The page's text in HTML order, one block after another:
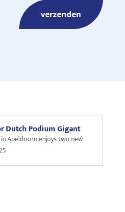
Dutch Podium Gigant
Apeldoorn enjoys two new